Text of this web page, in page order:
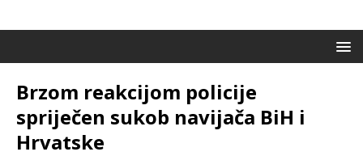
Brzom reakcijom policije
spriječen sukob navijača BiH i
Hrvatske